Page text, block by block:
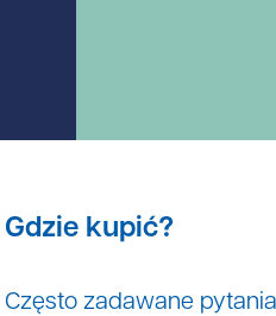
Gdzie kupić?
Często zadawane